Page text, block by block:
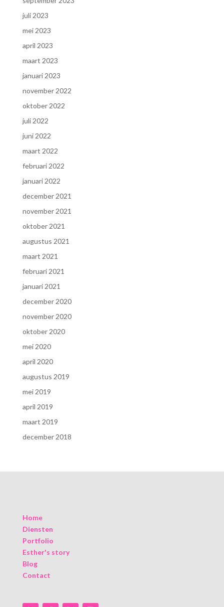
juli 2023
mei 2023
april 2023
maart 2023
januari 2023
november 2022
oktober 2022
juli 2022
juni 2022
maart 2022
februari 2022
januari 2022
december 2021
november 2021
oktober 2021
augustus 2021
maart 2021
februari 2021
januari 2021
december 2020
november 2020
oktober 2020
mei 2020
april 2020
augustus 2019
mei 2019
april 2019
maart 2019
december 2018
Home
Diensten
Portfolio
Esther's story
Blog
Contact